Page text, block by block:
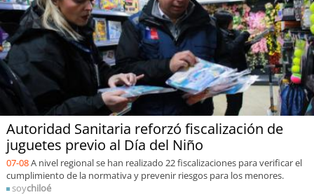
Sostenibilidad
soy chile
soyarica
soyiquique
soycalama
soyantofagasta
Autoridad Sanitaria reforzó fiscalización de
juguetes previo al Día del Niño
07-08A nivel regional se han realizado 22 fiscalizaciones para verificar el
cumplimiento de la normativa y prevenir riesgos para los menores.
soychiloé